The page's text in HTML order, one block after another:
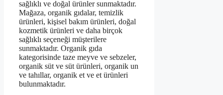
sağlıklı ve doğal ürünler sunmaktadır.
Mağaza, organik gıdalar, temizlik
ürünleri, kişisel bakım ürünleri, doğal
kozmetik ürünleri ve daha birçok
sağlıklı seçeneği müşterilere
sunmaktadır. Organik gıda
kategorisinde taze meyve ve sebzeler,
organik süt ve süt ürünleri, organik un
ve tahıllar, organik et ve et ürünleri
bulunmaktadır.